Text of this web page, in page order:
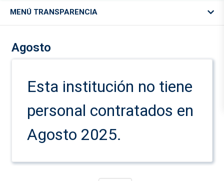
MENÚ TRANSPARENCIA
Agosto
Esta institución no tiene
personal contratados en
Agosto 2025.